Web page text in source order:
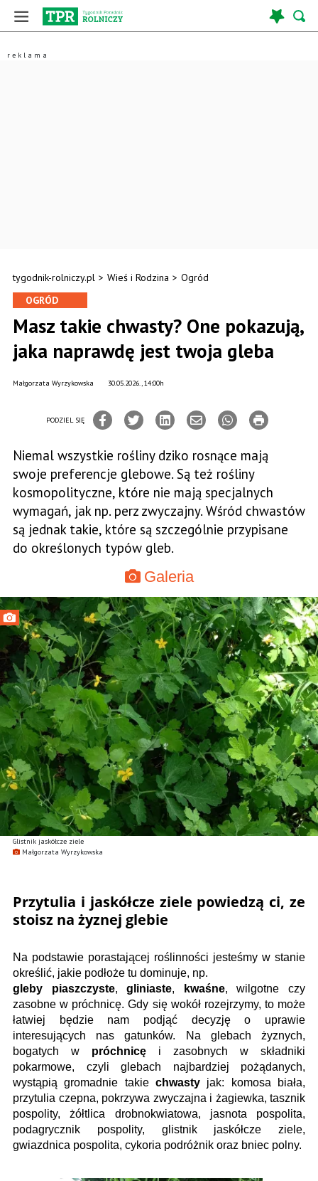
tygodnik-rolniczy.pl > Wieś i Rodzina > Ogród
Glistnik jaskółcze ziele
Małgorzata Wyrzykowska
OGRÓD
Masz takie chwasty? One pokazują,
jaka naprawdę jest twoja gleba
30.05.2026., 14:00h
Małgorzata Wyrzykowska
PODZIEL SIĘ
Niemal wszystkie rośliny dziko rosnące mają
swoje preferencje glebowe. Są też rośliny
kosmopolityczne, które nie mają specjalnych
wymagań, jak np. perz zwyczajny. Wśród chwastów
są jednak takie, które są szczególnie przypisane
do określonych typów gleb.
Galeria
Przytulia i jaskółcze ziele powiedzą ci, ze
stoisz na żyznej glebie
Na podstawie porastającej roślinności jesteśmy w stanie
określić, jakie podłoże tu dominuje, np.
gleby piaszczyste,gliniaste, kwaśne, wilgotne czy
zasobne w próchnicę. Gdy się wokół rozejrzymy, to może
łatwiej będzie nam podjąć decyzję o uprawie
interesujących nas gatunków. Na glebach żyznych,
bogatych w próchnicę i zasobnych w składniki
pokarmowe, czyli glebach najbardziej pożądanych,
wystąpią gromadnie takie chwasty jak: komosa biała,
przytulia czepna, pokrzywa zwyczajna i żagiewka, tasznik
pospolity, żółtlica drobnokwiatowa, jasnota pospolita,
podagrycznik pospolity, glistnik jaskółcze ziele,
gwiazdnica pospolita, cykoria podróżnik oraz bniec polny.